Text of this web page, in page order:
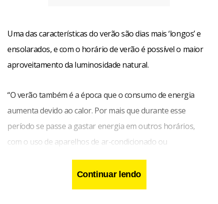
Uma das características do verão são dias mais ‘longos’ e
ensolarados, e com o horário de verão é possível o maior
aproveitamento da luminosidade natural.
“O verão também é a época que o consumo de energia
aumenta devido ao calor. Por mais que durante esse
período se passe a gastar energia em outros horários,
com o uso de aparelhos de ar-condicionado ou
ventiladores, por exemplo, ameniza-se o consumo no
horário de pico”, explica o professor Abiezer Fernandes.
Continuar lendo